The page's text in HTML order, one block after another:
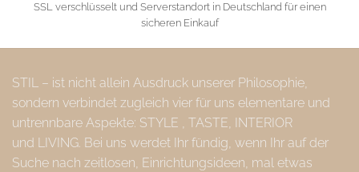
SSL verschlüsselt und Serverstandort in Deutschland für einen
sicheren Einkauf
STIL – ist nicht allein Ausdruck unserer Philosophie,
sondern verbindet zugleich vier für uns elementare und
untrennbare Aspekte: STYLE , TASTE, INTERIOR
und LIVING. Bei uns werdet Ihr fündig, wenn Ihr auf der
Suche nach zeitlosen, Einrichtungsideen, mal etwas